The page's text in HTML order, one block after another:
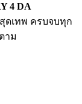
4 DA
สุดเทพ ครบจบทุก
าม